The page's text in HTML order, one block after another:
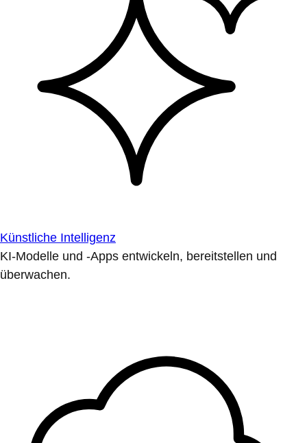
Künstliche Intelligenz
KI-Modelle und -Apps entwickeln, bereitstellen und
überwachen.